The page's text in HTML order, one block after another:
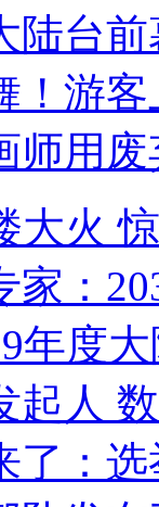
陆台
！游客
师用
大火
家：
年度
起人
了：